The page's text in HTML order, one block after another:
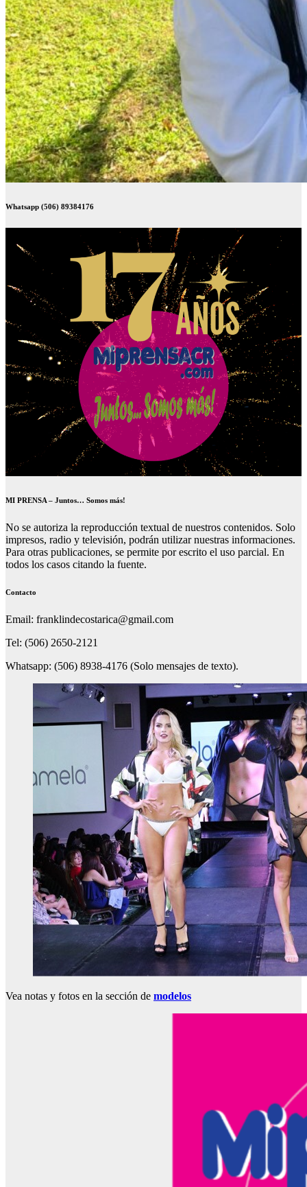
Whatsapp (506) 89384176
MI PRENSA – Juntos… Somos más!
No se autoriza la reproducción textual de nuestros contenidos. Solo
impresos, radio y televisión, podrán utilizar nuestras informaciones.
Para otras publicaciones, se permite por escrito el uso parcial. En
todos los casos citando la fuente.
Contacto
Email: franklindecostarica@gmail.com
Tel: (506) 2650-2121
Whatsapp: (506) 8938-4176 (Solo mensajes de texto).
Vea notas y fotos en la sección de modelos